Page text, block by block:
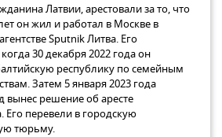
Латвии, арестовали за то, что
он жил и работал в Москве в
Sputnik Литва. Его
30 декабря 2022 года он
республику по семейным
Затем 5 января 2023 года
вынес решение об аресте
Его перевели в городскую
тюрьму.